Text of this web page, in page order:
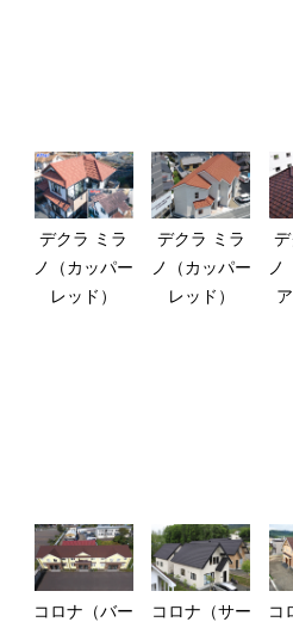
デクラ ミラ
ノ（カッパー
レッド）
デクラ ミラ
ノ（カッパー
レッド）
ノ
コロナ（バー
コロナ（サー
コ